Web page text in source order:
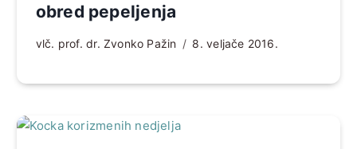
obred pepeljenja
vlč. prof. dr. Zvonko Pažin 8. veljače 2016.